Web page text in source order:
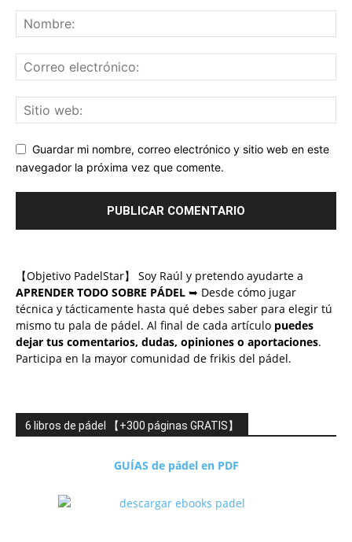
Guardar mi nombre, correo electrónico y sitio web en este
navegador la próxima vez que comente.
【Objetivo PadelStar】 Soy Raúl y pretendo ayudarte a
APRENDER TODO SOBRE PÁDEL ➥ Desde cómo jugar
técnica y tácticamente hasta qué debes saber para elegir tú
mismo tu pala de pádel. Al final de cada artículo puedes
dejar tus comentarios, dudas, opiniones o aportaciones.
Participa en la mayor comunidad de frikis del pádel.
6 libros de pádel 【+300 páginas GRATIS】
GUÍAS de pádel en PDF